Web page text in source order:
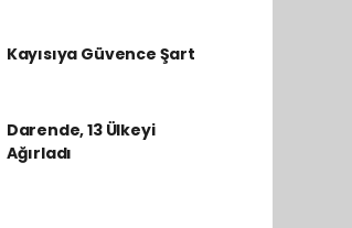
Kayısıya Güvence Şart
Darende, 13 Ülkeyi
Ağırladı